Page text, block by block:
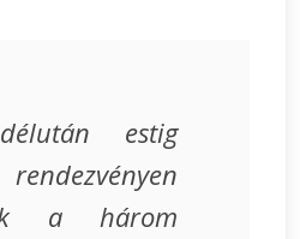
estig
a három